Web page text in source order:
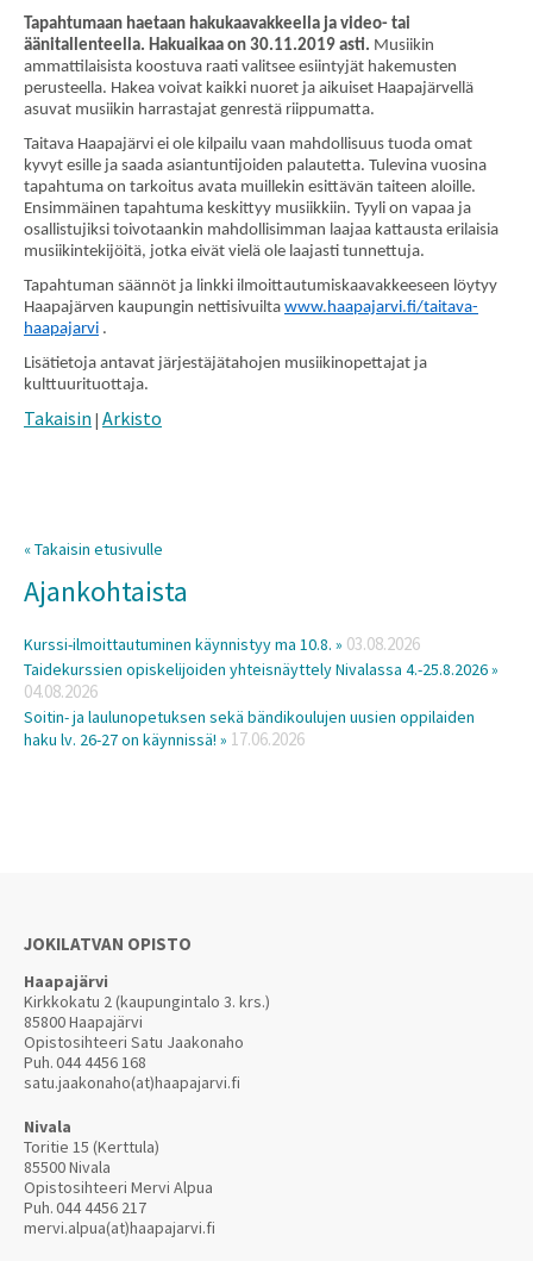
Tapahtumaan haetaan hakukaavakkeella ja video- tai
äänitallenteella. Hakuaikaa on 30.11.2019 asti. Musiikin
ammattilaisista koostuva raati valitsee esiintyjät hakemusten
perusteella. Hakea voivat kaikki nuoret ja aikuiset Haapajärvellä
asuvat musiikin harrastajat genrestä riippumatta.
Taitava Haapajärvi ei ole kilpailu vaan mahdollisuus tuoda omat
kyvyt esille ja saada asiantuntijoiden palautetta. Tulevina vuosina
tapahtuma on tarkoitus avata muillekin esittävän taiteen aloille.
Ensimmäinen tapahtuma keskittyy musiikkiin. Tyyli on vapaa ja
osallistujiksi toivotaankin mahdollisimman laajaa kattausta erilaisia
musiikintekijöitä, jotka eivät vielä ole laajasti tunnettuja.
Tapahtuman säännöt ja linkki ilmoittautumiskaavakkeeseen löytyy
Haapajärven kaupungin nettisivuilta www.haapajarvi.fi/taitava-
haapajarvi .
Lisätietoja antavat järjestäjätahojen musiikinopettajat ja
kulttuurituottaja.
Takaisin | Arkisto
« Takaisin etusivulle
Ajankohtaista
Kurssi-ilmoittautuminen käynnistyy ma 10.8. » 03.08.2026
Taidekurssien opiskelijoiden yhteisnäyttely Nivalassa 4.-25.8.2026 »
04.08.2026
Soitin- ja laulunopetuksen sekä bändikoulujen uusien oppilaiden
haku lv. 26-27 on käynnissä! » 17.06.2026
JOKILATVAN OPISTO
Haapajärvi
Kirkkokatu 2 (kaupungintalo 3. krs.)
85800 Haapajärvi
Opistosihteeri Satu Jaakonaho
Puh.044 4456 168
satu.jaakonaho(at)haapajarvi.fi
Nivala
Toritie 15 (Kerttula)
85500 Nivala
Opistosihteeri Mervi Alpua
Puh.044 4456 217
mervi.alpua(at)haapajarvi.fi